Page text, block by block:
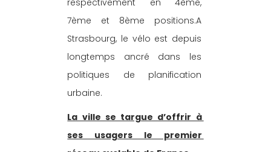
respectivement en 4ème,
7ème et 8ème positions.A
Strasbourg, le vélo est depuis
longtemps ancré dans les
politiques de planification
urbaine.
La ville se targue d’offrir à
ses usagers le premier